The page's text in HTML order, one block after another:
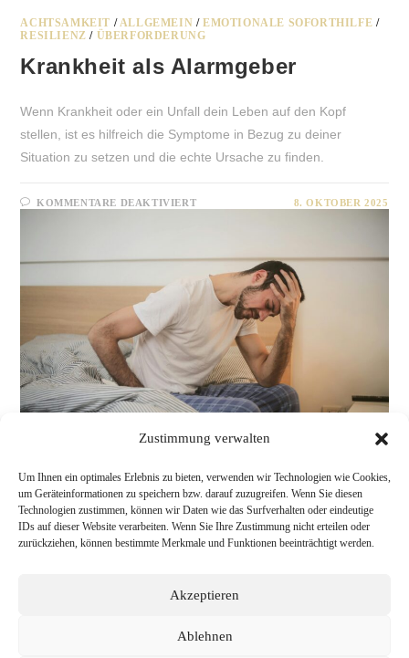
Zustimmung verwalten
Um Ihnen ein optimales Erlebnis zu bieten, verwenden wir Technologien wie Cookies,
um Geräteinformationen zu speichern bzw. darauf zuzugreifen. Wenn Sie diesen
Technologien zustimmen, können wir Daten wie das Surfverhalten oder eindeutige
IDs auf dieser Website verarbeiten. Wenn Sie Ihre Zustimmung nicht erteilen oder
zurückziehen, können bestimmte Merkmale und Funktionen beeinträchtigt werden.
Akzeptieren
Ablehnen
ACHTSAMKEIT /ALLGEMEIN /EMOTIONALE SOFORTHILFE /
RESILIENZ / ÜBERFORDERUNG
Krankheit als Alarmgeber
Wenn Krankheit oder ein Unfall dein Leben auf den Kopf
stellen, ist es hilfreich die Symptome in Bezug zu deiner
Situation zu setzen und die echte Ursache zu finden.
KOMMENTARE DEAKTIVIERTFÜR
8. OKTOBER 2025